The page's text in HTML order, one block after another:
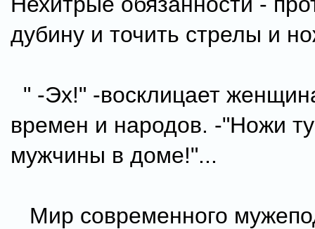
дубину и точить стрелы и
" -Эх!" -восклицает
времен и народов. -"Ножи
мужчины в доме!"...
Мир современного